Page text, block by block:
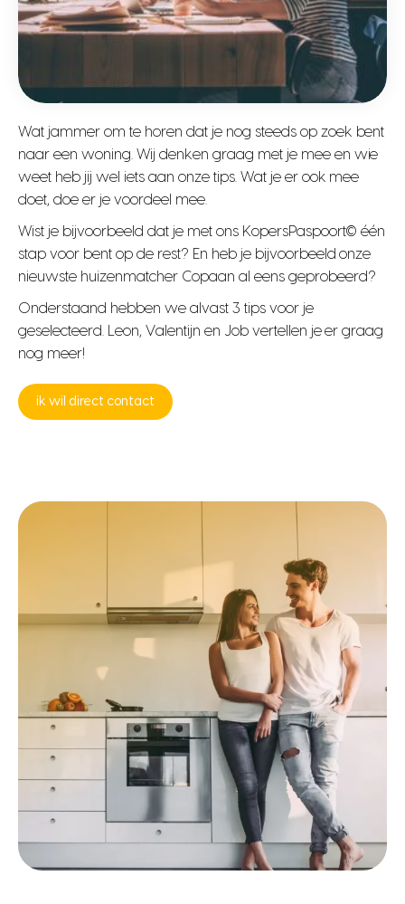
Wat jammer om te horen dat je nog steeds op zoek bent
naar een woning. Wij denken graag met je mee en wie
weet heb jij wel iets aan onze tips. Wat je er ook mee
doet, doe er je voordeel mee.
Wist je bijvoorbeeld dat je met ons KopersPaspoort© één
stap voor bent op de rest? En heb je bijvoorbeeld onze
nieuwste huizenmatcher Copaan al eens geprobeerd?
Onderstaand hebben we alvast 3 tips voor je
geselecteerd. Leon, Valentijn en Job vertellen je er graag
nog meer!
ik wil direct contact